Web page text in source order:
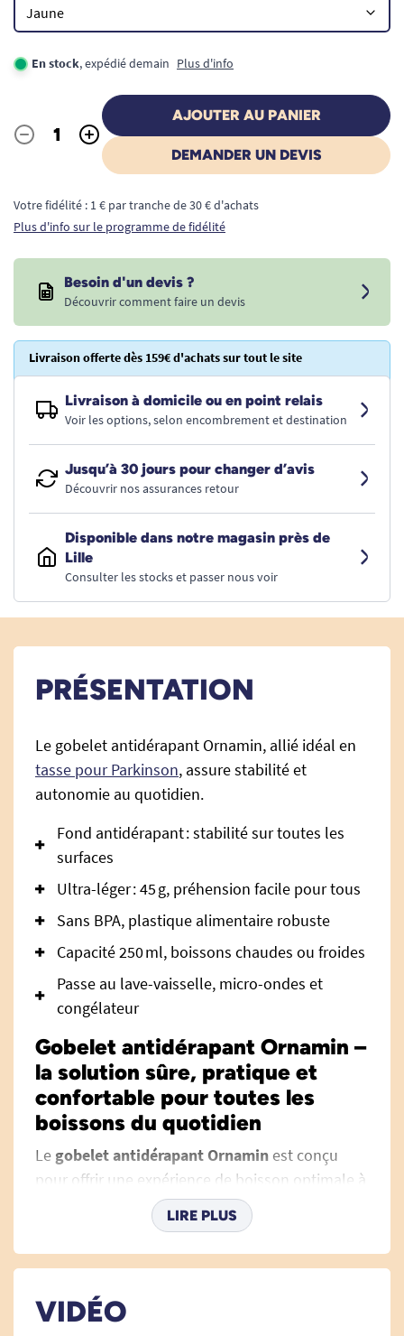
En stock, expédié demain Plus d'info
Quantité
- +
AJOUTER AU PANIER
DEMANDER UN DEVIS
Votre fidélité : 1 € par tranche de 30 € d'achats
Plus d'info sur le programme de fidélité
Besoin d'un devis ?
Découvrir comment faire un devis
Livraison offerte dès 159€ d'achats sur tout le site
Livraison à domicile ou en point relais
Voir les options, selon encombrement et destination
Jusqu’à 30 jours pour changer d’avis
Découvrir nos assurances retour
Disponible dans notre magasin près de
Lille
Consulter les stocks et passer nous voir
PRÉSENTATION
Le gobelet antidérapant Ornamin, allié idéal en
tasse pour Parkinson, assure stabilité et
autonomie au quotidien.
Fond antidérapant : stabilité sur toutes les
surfaces
Ultra-léger : 45 g, préhension facile pour tous
Sans BPA, plastique alimentaire robuste
Capacité 250 ml, boissons chaudes ou froides
Passe au lave-vaisselle, micro-ondes et
congélateur
Gobelet antidérapant Ornamin –
la solution sûre, pratique et
confortable pour toutes les
boissons du quotidien
Le gobelet antidérapant Ornamin est conçu
pour offrir une expérience de boisson optimale à
toutes les personnes, quel que soit leur âge ou
leur dextérité. Pensé pour améliorer le confort et
la sécurité, ce gobelet astucieux favorise
qu’en milieu médical ou scolaire, en maison de
retraite, à l’hôpital ou en collectivité, et s’intègre
LIRE PLUS
VIDÉO